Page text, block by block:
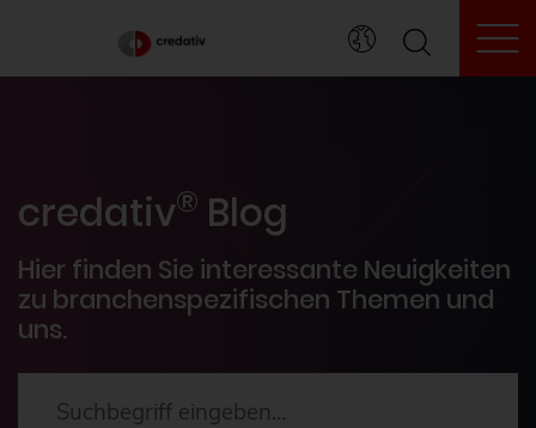
credativ® Blog
Hier finden Sie interessante Neuigkeiten
zu branchenspezifischen Themen und
uns.
Veranstaltungen
PostgreSQL®